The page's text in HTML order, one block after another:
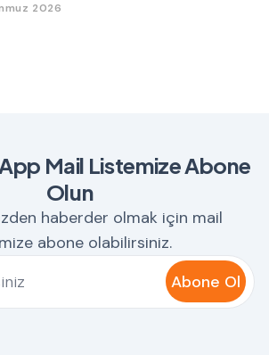
2026
Mail Listemize Abone
Olun
haberder olmak için mail
abone olabilirsiniz.
Abone Ol